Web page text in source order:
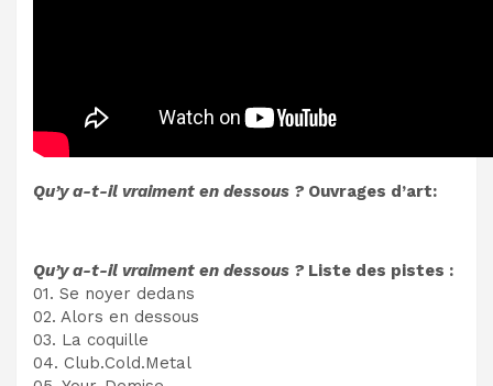
Qu’y a-t-il vraiment en dessous ? Ouvrages d’art:
Qu’y a-t-il vraiment en dessous ? Liste des pistes :
01. Se noyer dedans
02. Alors en dessous
03. La coquille
04. Club.Cold.Metal